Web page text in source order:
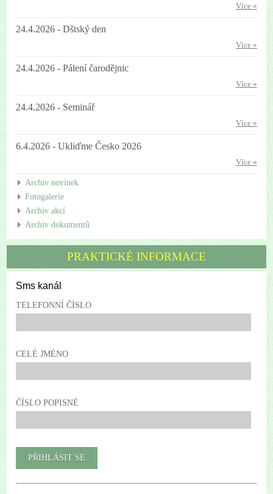
Více »
24.4.2026 - Dštský den
Více »
24.4.2026 - Pálení čarodějnic
Více »
24.4.2026 - Seminář
Více »
6.4.2026 - Ukliďme Česko 2026
Více »
Archiv novinek
Fotogalerie
Archiv akcí
Archiv dokumentů
PRAKTICKÉ INFORMACE
Sms kanál
TELEFONNÍ ČÍSLO
CELÉ JMÉNO
ČÍSLO POPISNÉ